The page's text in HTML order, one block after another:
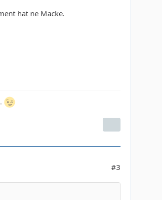
hat ne Macke.
#3